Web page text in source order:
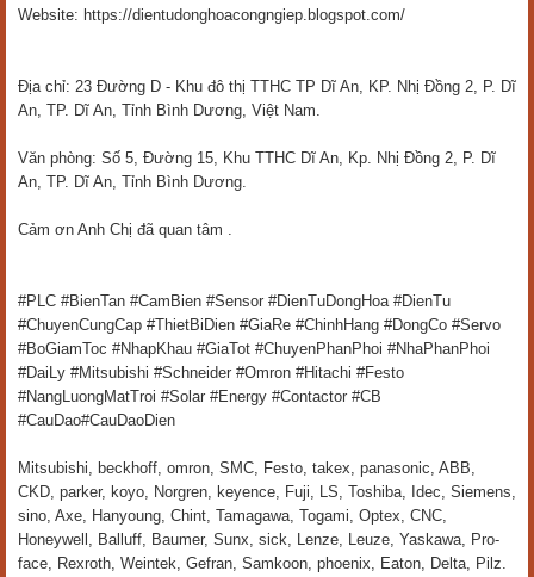
Website: https://dientudonghoacongngiep.blogspot.com/
Địa chỉ: 23 Đường D - Khu đô thị TTHC TP Dĩ An, KP. Nhị Đồng 2, P. Dĩ
An, TP. Dĩ An, Tỉnh Bình Dương, Việt Nam.
Văn phòng: Số 5, Đường 15, Khu TTHC Dĩ An, Kp. Nhị Đồng 2, P. Dĩ
An, TP. Dĩ An, Tỉnh Bình Dương.
Cảm ơn Anh Chị đã quan tâm .
#PLC #BienTan #CamBien #Sensor #DienTuDongHoa #DienTu
#ChuyenCungCap #ThietBiDien #GiaRe #ChinhHang #DongCo #Servo
#BoGiamToc #NhapKhau #GiaTot #ChuyenPhanPhoi #NhaPhanPhoi
#DaiLy #Mitsubishi #Schneider #Omron #Hitachi #Festo
#NangLuongMatTroi #Solar #Energy #Contactor #CB
#CauDao#CauDaoDien
Mitsubishi, beckhoff, omron, SMC, Festo, takex, panasonic, ABB,
CKD, parker, koyo, Norgren, keyence, Fuji, LS, Toshiba, Idec, Siemens,
sino, Axe, Hanyoung, Chint, Tamagawa, Togami, Optex, CNC,
Honeywell, Balluff, Baumer, Sunx, sick, Lenze, Leuze, Yaskawa, Pro-
face, Rexroth, Weintek, Gefran, Samkoon, phoenix, Eaton, Delta, Pilz.